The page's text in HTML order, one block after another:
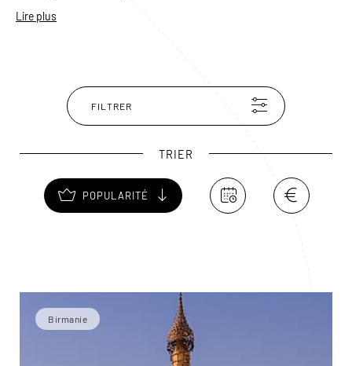
emblématiques de l’ancienne ville impériale de Bagan.
carillonner.
Lire plus
FILTRER
TRIER
POPULARITÉ
Birmanie